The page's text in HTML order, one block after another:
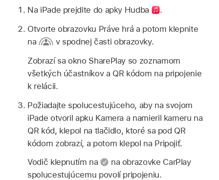
Na iPade prejdite do apky Hudba
.
Otvorte obrazovku Práve hrá a potom klepnite
na
v spodnej časti obrazovky.
Zobrazí sa okno SharePlay so zoznamom
všetkých účastníkov a QR kódom na pripojenie
k relácii.
Požiadajte spolucestujúceho, aby na svojom
iPade otvoril apku Kamera a namieril kameru na
QR kód, klepol na tlačidlo, ktoré sa pod QR
kódom zobrazí, a potom klepol na Pripojiť.
Vodič klepnutím na
na obrazovke CarPlay
spolucestujúcemu povolí pripojeniu.